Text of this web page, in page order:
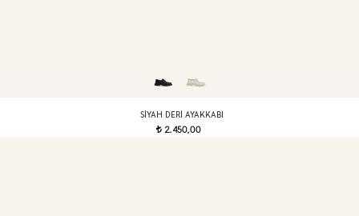
SIYAH DERI AYAKKABI
t 2.450,00